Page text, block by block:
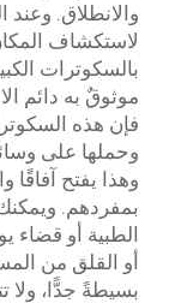
والانطلاق.
لاستكشاف
بالسكوترات
موثوقٌ به دائم
فإن هذه
وحملها على
وهذا يفتح
بمفردهم. ويمكنك
الطبية أو قضاء
أو القلق من
بسيطةً جدًّا، ولا